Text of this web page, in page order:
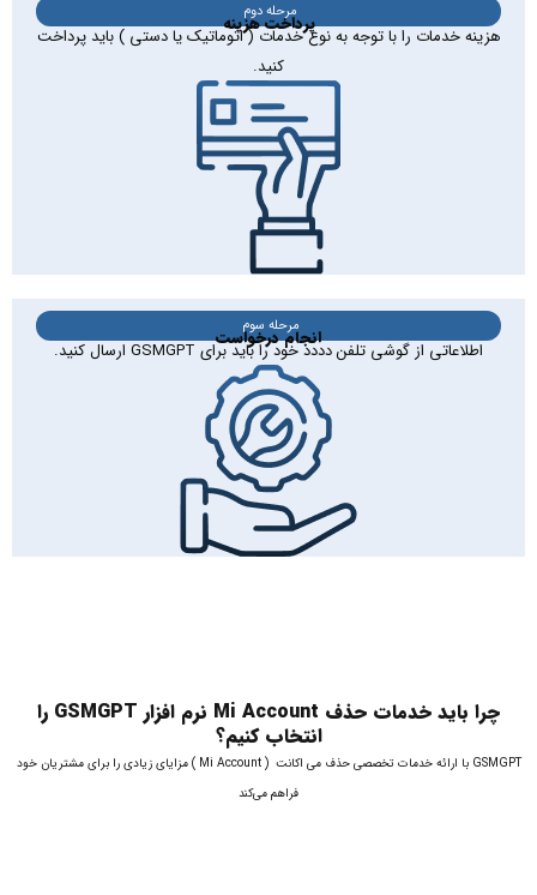
مرحله دوم
پرداخت هزینه
هزینه خدمات را با توجه به نوع خدمات ( اتوماتیک یا دستی ) باید پرداخت
کنید.
مرحله سوم
انجام درخواست
اطلاعاتی از گوشی تلفن دددد خود را باید برای GSMGPT ارسال کنید.
چرا باید خدمات حذف Mi Account نرم افزار GSMGPT را
انتخاب کنیم؟
GSMGPT با ارائه خدمات تخصصی حذف می اکانت ( Mi Account ) مزایای زیادی را برای مشتریان خود
فراهم می‌کند